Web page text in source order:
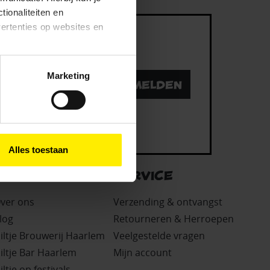
en
op websites en
kun je specifieker
via het
cookiebeleid
Marketing
Alles toestaan
Aanmelden
ons
Brouwerij Haarlem
Bar Haarlem
SERVICE
Verzending & ontvangst
Retourneren & Herroepen
Veelgestelde vragen
Mijn account